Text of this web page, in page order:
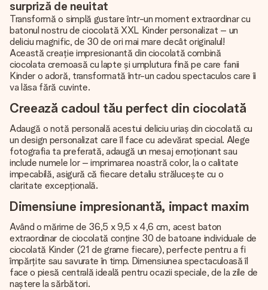
surpriză de neuitat
Transformă o simplă gustare într-un moment extraordinar cu
batonul nostru de ciocolată XXL Kinder personalizat – un
deliciu magnific, de 30 de ori mai mare decât originalul!
Această creație impresionantă din ciocolată combină
ciocolata cremoasă cu lapte și umplutura fină pe care fanii
Kinder o adoră, transformată într-un cadou spectaculos care îi
va lăsa fără cuvinte.
Creează cadoul tău perfect din ciocolată
Adaugă o notă personală acestui deliciu uriaș din ciocolată cu
un design personalizat care îl face cu adevărat special. Alege
fotografia ta preferată, adaugă un mesaj emoționant sau
include numele lor – imprimarea noastră color, la o calitate
impecabilă, asigură că fiecare detaliu strălucește cu o
claritate excepțională.
Dimensiune impresionantă, impact maxim
Având o mărime de 36,5 x 9,5 x 4,6 cm, acest baton
extraordinar de ciocolată conține 30 de batoane individuale de
ciocolată Kinder (21 de grame fiecare), perfecte pentru a fi
împărțite sau savurate în timp. Dimensiunea spectaculoasă îl
face o piesă centrală ideală pentru ocazii speciale, de la zile de
naștere la sărbători.